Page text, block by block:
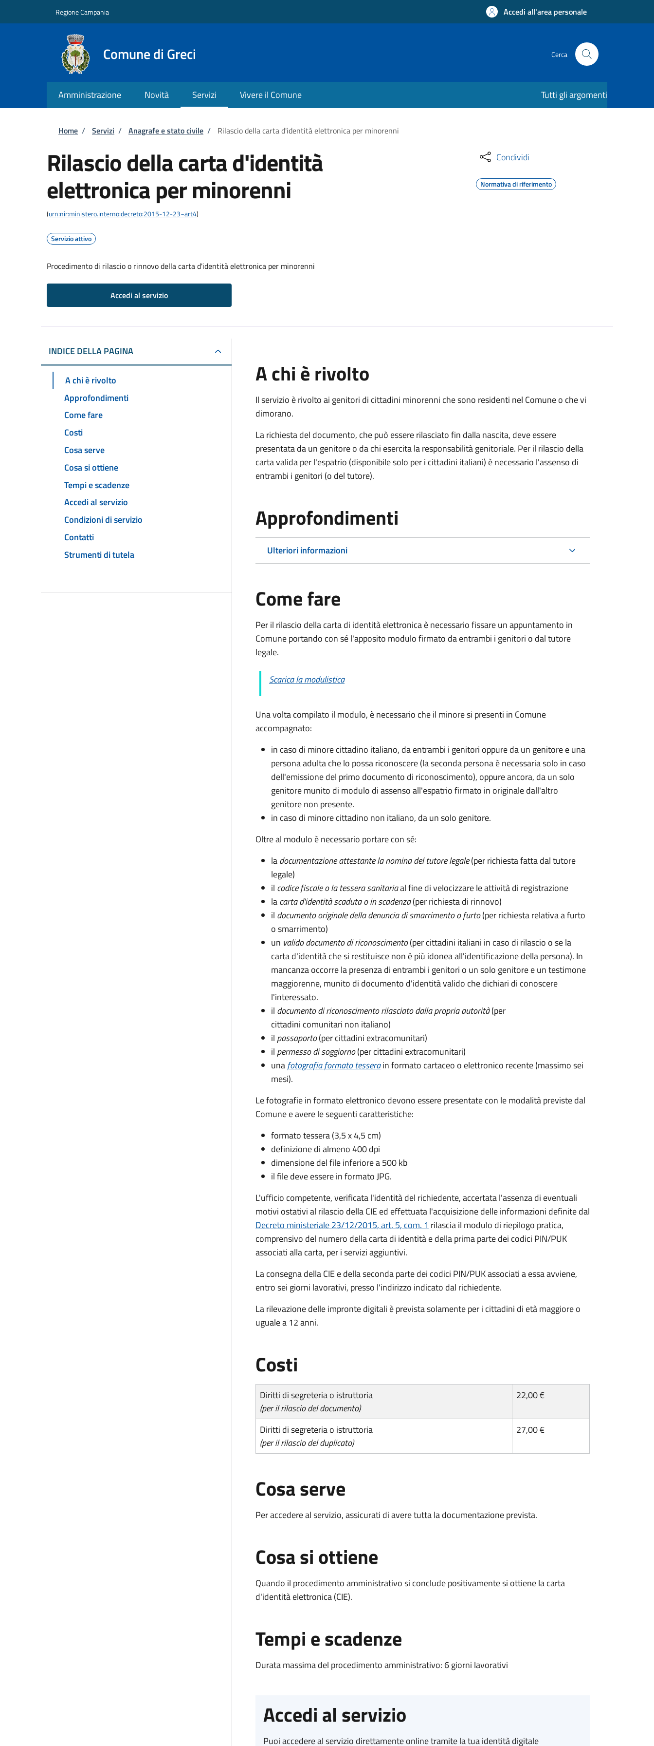
Regione Campania Accedi all'area personale
Comune di Greci Cerca
Amministrazione Novità Servizi Vivere il Comune Tutti gli argomenti
Briciole di pane
Home / Servizi / Anagrafe e stato civile / Rilascio della carta d'identità elettronica per minorenni
Rilascio della carta d'identità
elettronica per minorenni
(urn:nir:ministero.interno:decreto:2015-12-23~art4)
Servizio attivo
Procedimento di rilascio o rinnovo della carta d'identità elettronica per minorenni
Accedi al servizio
Condividi
Normativa di riferimento
INDICE DELLA PAGINA
A chi è rivolto
Approfondimenti
Come fare
Costi
Cosa serve
Cosa si ottiene
Tempi e scadenze
Accedi al servizio
Condizioni di servizio
Contatti
Strumenti di tutela
A chi è rivolto
Il servizio è rivolto ai genitori di cittadini minorenni che sono residenti nel Comune o che vi
dimorano.
La richiesta del documento, che può essere rilasciato fin dalla nascita, deve essere
presentata da un genitore o da chi esercita la responsabilità genitoriale. Per il rilascio della
carta valida per l'espatrio (disponibile solo per i cittadini italiani) è necessario l'assenso di
entrambi i genitori (o del tutore).
Approfondimenti
Ulteriori informazioni
Come fare
Per il rilascio della carta di identità elettronica è necessario fissare un appuntamento in
Comune portando con sé l'apposito modulo firmato da entrambi i genitori o dal tutore
legale.
Scarica la modulistica
Una volta compilato il modulo, è necessario che il minore si presenti in Comune
accompagnato:
in caso di minore cittadino italiano, da entrambi i genitori oppure da un genitore e una
persona adulta che lo possa riconoscere (la seconda persona è necessaria solo in caso
dell'emissione del primo documento di riconoscimento), oppure ancora, da un solo
genitore munito di modulo di assenso all'espatrio firmato in originale dall'altro
genitore non presente.
in caso di minore cittadino non italiano, da un solo genitore.
Oltre al modulo è necessario portare con sé:
ladocumentazioneattestante la nomina del tutore legale(per richiesta fatta dal tutore
legale)
il codice fiscale o la tessera sanitariaal fine di velocizzare le attività di registrazione
lacarta d'identità scaduta o in scadenza(per richiesta di rinnovo)
il documento originale della denuncia di smarrimento o furto(per richiesta relativa a furto
o smarrimento)
un valido documento di riconoscimento(per cittadini italiani in caso di rilascio o se la
carta d'identità che si restituisce non è più idonea all'identificazione della persona). In
mancanza occorre la presenza di entrambi i genitori o un solo genitore e un testimone
maggiorenne, munito di documento d'identità valido che dichiari di conoscere
l'interessato.
il documento di riconoscimento rilasciato dalla propria autorità(per
cittadini comunitari non italiano)
il passaporto(per cittadini extracomunitari)
il permesso di soggiorno(per cittadini extracomunitari)
unafotografia formato tesserain formato cartaceo o elettronico recente (massimo sei
mesi).
Le fotografie in formato elettronico devono essere presentate con le modalità previste dal
Comune e avere le seguenti caratteristiche:
formato tessera (3,5 x 4,5 cm)
definizione di almeno 400 dpi
dimensione del file inferiore a 500 kb
il file deve essere in formato JPG.
L'ufficio competente, verificata l'identità del richiedente, accertata l'assenza di eventuali
motivi ostativi al rilascio della CIE ed effettuata l'acquisizione delle informazioni definite dal
Decreto ministeriale 23/12/2015, art. 5, com. 1 rilascia il modulo di riepilogo pratica,
comprensivo del numero della carta di identità e della prima parte dei codici PIN/PUK
associati alla carta, per i servizi aggiuntivi.
La consegna della CIE e della seconda parte dei codici PIN/PUK associati a essa avviene,
entro sei giorni lavorativi, presso l'indirizzo indicato dal richiedente.
La rilevazione delle impronte digitali è prevista solamente per i cittadini di età maggiore o
uguale a 12 anni.
Costi
Diritti di segreteria o istruttoria
(per il rilascio del documento)
22,00 €
Diritti di segreteria o istruttoria
(per il rilascio del duplicato)
27,00 €
Cosa serve
Per accedere al servizio, assicurati di avere tutta la documentazione prevista.
Cosa si ottiene
Quando il procedimento amministrativo si conclude positivamente si ottiene la carta
d'identità elettronica (CIE).
Tempi e scadenze
Durata massima del procedimento amministrativo: 6 giorni lavorativi
Accedi al servizio
Puoi accedere al servizio direttamente online tramite la tua identità digitale